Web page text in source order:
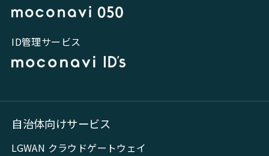
ID管理サービス
自治体向けサービス
LGWAN クラウドゲートウェイ